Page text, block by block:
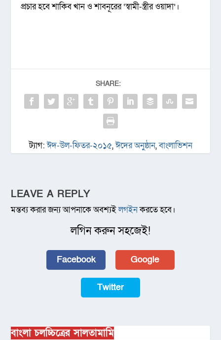
প্রচার হবে শাকিব খান ও শাবনূরের ‘স্বামী-স্ত্রীর ওয়াদা’।
SHARE:
ট্যাগ:ঈদ-উল-ফিতর-২০১৫,ঈদের অনুষ্ঠান,বাংলাভিশন
LEAVE A REPLY
মন্তব্য করার জন্য আপনাকে অবশ্যইলগইনকরতে হবে।
লগিন করুন সহজেই!
Facebook Google
Twitter
বাংলা চলচ্চিত্রের সালতামামি